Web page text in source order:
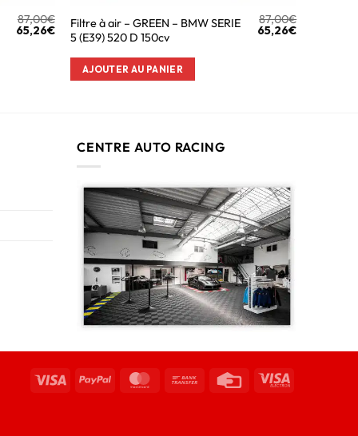
87,00€
65,26€
Filtre à air – GREEN – BMW SERIE
5 (E39) 520 D 150cv
87,00€
65,26€
AJOUTER AU PANIER
CENTRE AUTO RACING